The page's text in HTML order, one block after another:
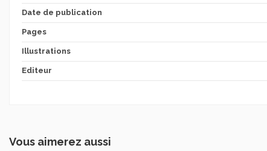
Date de publication
Pages
Illustrations
Editeur
Vous aimerez aussi